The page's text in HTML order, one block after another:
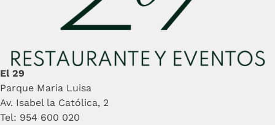
El 29
Parque Maria Luisa
Av. Isabel la Católica, 2
Tel: 954 600 020